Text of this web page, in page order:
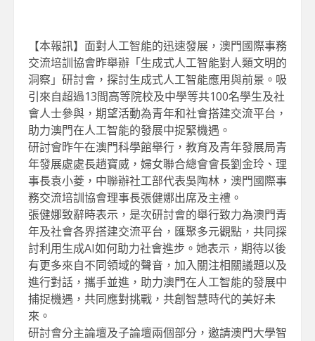
【本報訊】面對人工智能的迅速發展，澳門國際事務
交流培訓協會昨舉辦「生成式人工智能對人類文明的
洞察」研討會，探討生成式人工智能應用與前景。吸
引來自超過13間高等院校及中學等共100名學生及社
會人士參與，期望活動為青年和社會搭建交流平台，
助力澳門在人工智能的發展中捉緊機遇。
研討會昨午在澳門科學館舉行，教育及青年發展局青
年發展處處長趙寶威，婦女聯合總會會長劉金玲、理
事長袁小菱，中聯辦社工部代表吳陶林，澳門國際事
務交流培訓協會理事長張健娜出席及主禮。
張健娜致辭時表示，是次研討會的舉行致力為澳門青
年及社會各界搭建交流平台，匯聚多元觀點，共同探
討利用生成AI如何助力社會進步。她表示，期待以後
有更多來自不同領域的聲音，加入關注相關議題以及
進行對話，攜手並進，助力澳門在人工智能的發展中
捕捉機遇，共同應對挑戰，共創智慧時代的美好未
來。
研討會分主論壇及子論壇兩個部分，邀請澳門大學智